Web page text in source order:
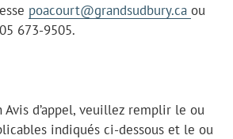
poacourt@grandsudbury.ca ou
673-9505.
d’appel, veuillez remplir le ou
indiqués ci-dessous et le ou